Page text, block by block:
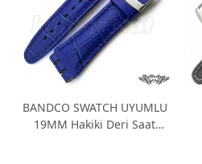
BANDCO SWATCH UYUMLU
19MM Hakiki Deri Saat